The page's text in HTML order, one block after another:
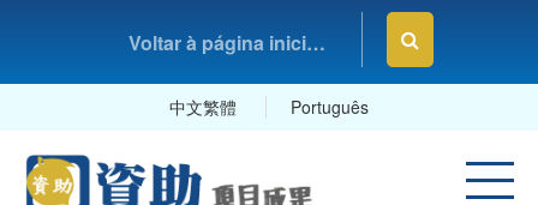
Voltar à página inicial da Fundação Macau
中文繁體 Português